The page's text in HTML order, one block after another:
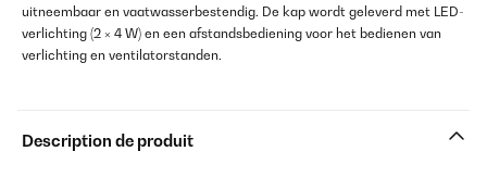
uitneembaar en vaatwasserbestendig. De kap wordt geleverd met LED-
verlichting (2 × 4 W) en een afstandsbediening voor het bedienen van
verlichting en ventilatorstanden.
Description de produit